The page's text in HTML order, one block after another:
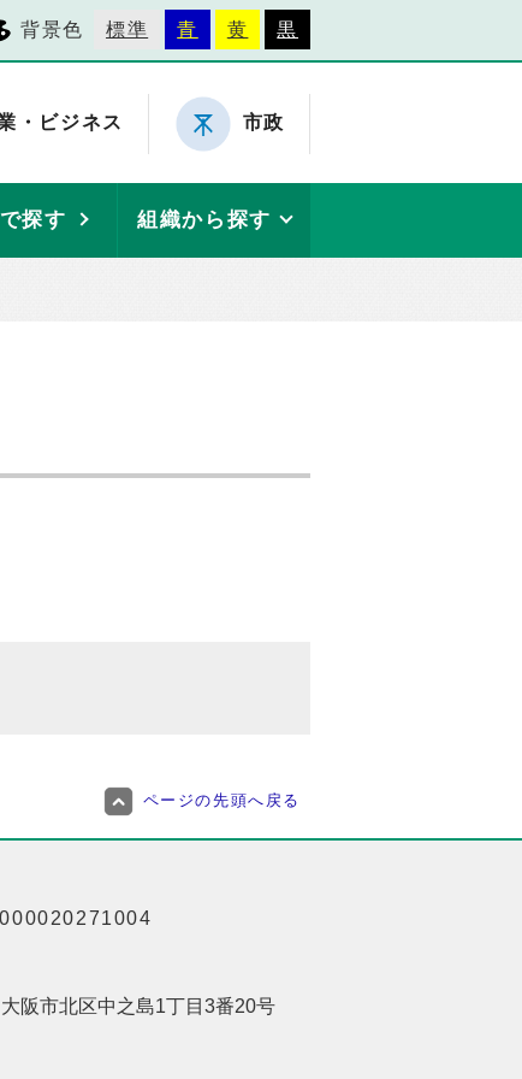
背景色 標準 青 黄 黒
・ビジネス 市政
探す 組織から探す
ページの先頭へ戻る
阪市北区中之島1丁目3番20号